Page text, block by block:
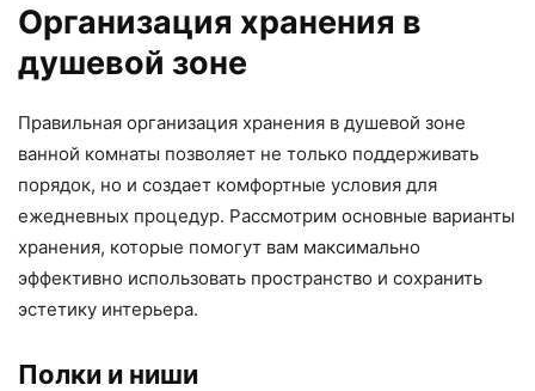
Организация хранения в
душевой зоне
Правильная организация хранения в душевой зоне
ванной комнаты позволяет не только поддерживать
порядок, но и создает комфортные условия для
ежедневных процедур. Рассмотрим основные варианты
хранения, которые помогут вам максимально
эффективно использовать пространство и сохранить
эстетику интерьера.
Полки и ниши